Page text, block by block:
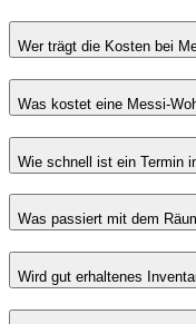
Wer trägt die Kosten bei
Was kostet eine Messi-
Wie schnell ist ein Termin
Was passiert mit dem
Wird gut erhaltenes